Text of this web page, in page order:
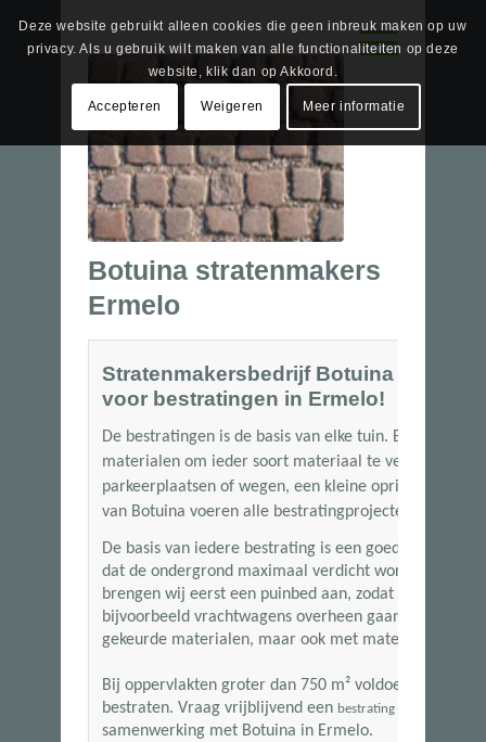
Botuina stratenmakers
Ermelo
Stratenmakersbedrijf Botuina is al
voor bestratingen in Ermelo!
De bestratingen is de basis van elke tuin. Bij Botuina
materialen om ieder soort materiaal te verwerken.
parkeerplaatsen of wegen, een kleine oprit of een
van Botuina voeren alle bestratingprojecten snel en
De basis van iedere bestrating is een goede
dat de ondergrond maximaal verdicht wordt.
brengen wij eerst een puinbed aan, zodat de
bijvoorbeeld vrachtwagens overheen gaan. Wij
gekeurde materialen, maar ook met materialen van
Bij oppervlakten groter dan 750 m² voldoen wij aan
bestraten. Vraag vrijblijvend een bestrating offerte
samenwerking met Botuina in Ermelo.
Deze website gebruikt alleen cookies die geen inbreuk maken op uw
privacy. Als u gebruik wilt maken van alle functionaliteiten op deze
website, klik dan op Akkoord.
Accepteren Weigeren Meer informatie